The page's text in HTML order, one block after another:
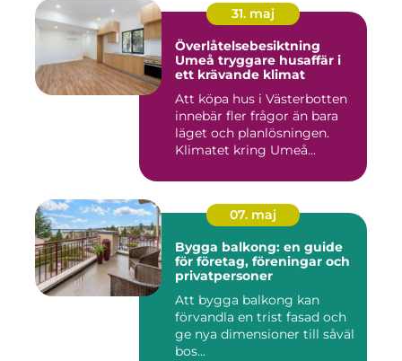
31. maj
Överlåtelsebesiktning
Umeå tryggare husaffär i
ett krävande klimat
Att köpa hus i Västerbotten
innebär fler frågor än bara
läget och planlösningen.
Klimatet kring Umeå...
07. maj
Bygga balkong: en guide
för företag, föreningar och
privatpersoner
Att bygga balkong kan
förvandla en trist fasad och
ge nya dimensioner till såväl
bos...